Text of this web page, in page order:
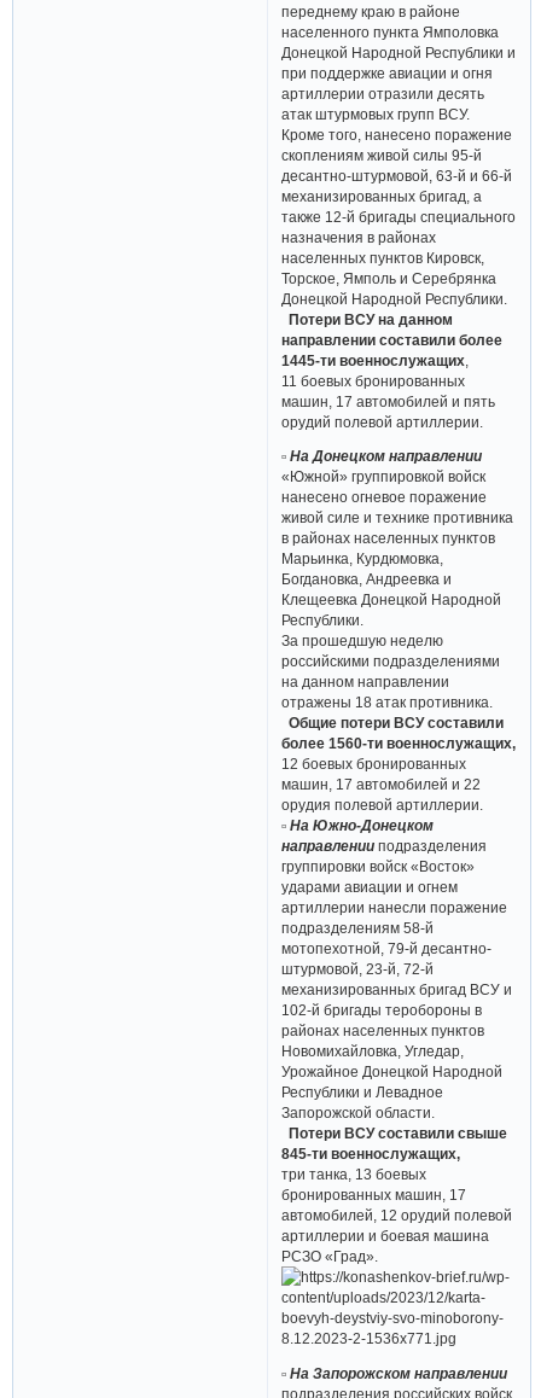
переднему краю в районе
населенного пункта Ямполовка
Донецкой Народной Республики и
при поддержке авиации и огня
артиллерии отразили десять
атак штурмовых групп ВСУ.
Кроме того, нанесено поражение
скоплениям живой силы 95-й
десантно-штурмовой, 63-й и 66-й
механизированных бригад, а
также 12-й бригады специального
назначения в районах
населенных пунктов Кировск,
Торское, Ямполь и Серебрянка
Донецкой Народной Республики.
Потери ВСУ на данном
направлении составили более
1445-ти военнослужащих
11 боевых бронированных
машин, 17 автомобилей и пять
орудий полевой артиллерии.
▫ На Донецком направлении
«Южной» группировкой войск
нанесено огневое поражение
живой силе и технике противника
в районах населенных пунктов
Марьинка, Курдюмовка,
Богдановка, Андреевка и
Клещеевка Донецкой Народной
Республики.
За прошедшую неделю
российскими подразделениями
на данном направлении
отражены 18 атак противника.
Общие потери ВСУ составили
более 1560-ти военнослужащих,
12 боевых бронированных
машин, 17 автомобилей и 22
орудия полевой артиллерии.
▫ На Южно-Донецком
направленииподразделения
группировки войск «Восток»
ударами авиации и огнем
артиллерии нанесли поражение
подразделениям 58-й
мотопехотной, 79-й десантно-
штурмовой, 23-й, 72-й
механизированных бригад ВСУ и
102-й бригады теробороны в
районах населенных пунктов
Новомихайловка, Угледар,
Урожайное Донецкой Народной
Республики и Левадное
Запорожской области.
Потери ВСУ составили свыше
845-ти военнослужащих,
три танка, 13 боевых
бронированных машин, 17
автомобилей, 12 орудий полевой
артиллерии и боевая машина
РСЗО «Град».
▫ На Запорожском направлении
подразделения российских войск